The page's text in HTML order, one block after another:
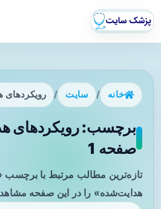
خانه / سایت / رویکردهای
برچسب: رویکردهای
صفحه 1
تازه‌ترین مطالب مرتبط با برچسب
هدایت‌شده» را در این صفحه